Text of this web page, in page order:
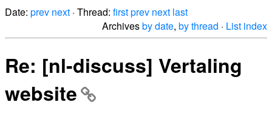
Date: prev next · Thread: firstprev next last
Archivesby date, by thread · List index
Re: [nl-discuss] Vertaling
website